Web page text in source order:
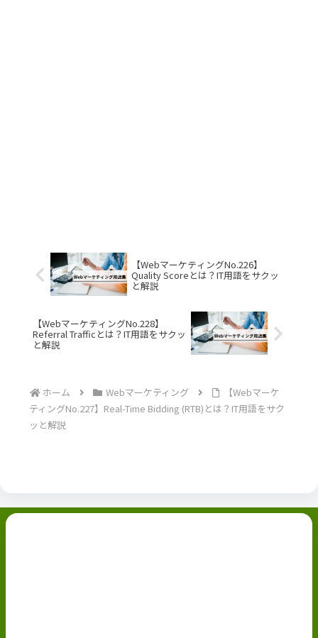
【WebマーケティングNo.226】
Quality Scoreとは？IT用語をサクッ
と解説
【WebマーケティングNo.228】
Referral Trafficとは？IT用語をサクッ
と解説
ホーム Webマーケティング
【Webマーケ
ティングNo.227】Real-Time Bidding (RTB)とは？IT用語をサク
ッと解説